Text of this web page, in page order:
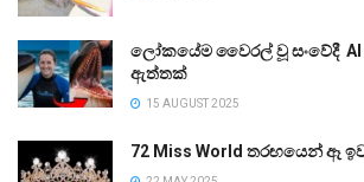
ලෝකයේම වෛරල් වූ සංවේදී
ඇත්තක්
15 AUGUST 2025
72 Miss World තරඟයෙන් ඈ